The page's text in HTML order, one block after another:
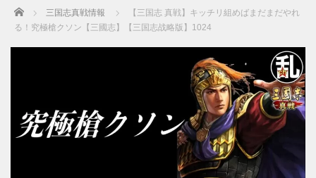
Home 三国志真戦情報
【三国志 真戦】キッチリ組めばまだまだやれ
る！究極槍クソン【三國志】【三国志战略版】1024